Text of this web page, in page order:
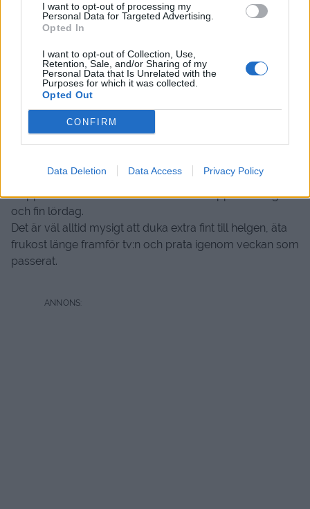
I want to opt-out of processing my
Personal Data for Targeted Advertising.
Opted In
I want to opt-out of Collection, Use,
Retention, Sale, and/or Sharing of my
Personal Data that Is Unrelated with the
Purposes for which it was collected.
Opted Out
CONFIRM
Data Deletion Data Access Privacy Policy
HELGFRULLE
Goooomorgon gott folk,
Hoppas ni haft en fin vecka och vaknat upp till en lugn
och fin lördag.
Det är väl alltid mysigt att duka extra fint till helgen, äta
frukost länge framför tv:n och prata igenom veckan som
passerat.